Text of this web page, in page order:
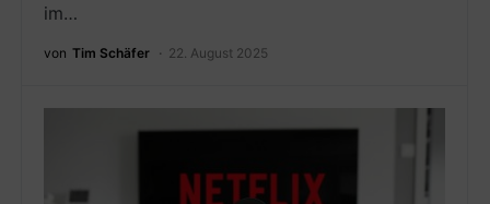
im…
von Tim Schäfer 22. August 2025